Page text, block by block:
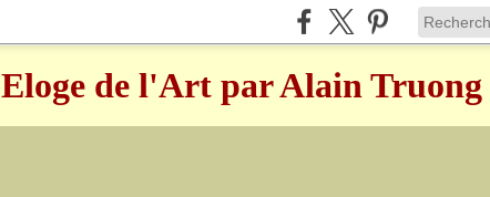
Eloge de l'Art par Alain Truong